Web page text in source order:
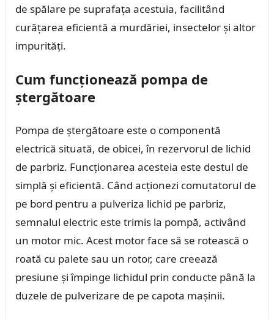
de spălare pe suprafața acestuia, facilitând
curățarea eficientă a murdăriei, insectelor și altor
impurități.
Cum funcționează pompa de
ștergătoare
Pompa de ștergătoare este o componentă
electrică situată, de obicei, în rezervorul de lichid
de parbriz. Funcționarea acesteia este destul de
simplă și eficientă. Când acționezi comutatorul de
pe bord pentru a pulveriza lichid pe parbriz,
semnalul electric este trimis la pompă, activând
un motor mic. Acest motor face să se rotească o
roată cu palete sau un rotor, care creează
presiune și împinge lichidul prin conducte până la
duzele de pulverizare de pe capota mașinii.